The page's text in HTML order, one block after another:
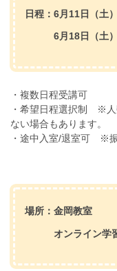
日程：6月11日（土
6月18日（土）
・複数日程受講可
・希望日程選択制 ※人
ない場合もあります。
・途中入室/退室可 ※振
場所：金岡教室
オンライン学